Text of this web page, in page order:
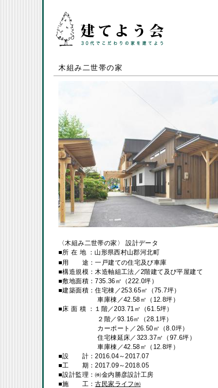
木組み二世帯の家
〈木組み二世帯の家〉 設計データ
■所 在 地 ：山形県西村山郡河北町
■用 途：一戸建ての住宅及び車庫
■構造規模：木造軸組工法／2階建て及び平屋建て
■敷地面積：735.36㎡（222.0坪）
■建築面積：住宅棟／253.65㎡（75.7坪）
車庫棟／42.58㎡（12.8坪）
■床 面 積 ：１階／203.71㎡（61.5坪）
２階／93.16㎡（28.1坪）
カーポート／26.50㎡（8.0坪）
住宅棟延床／323.37㎡（97.6坪）
車庫棟／42.58㎡（12.8坪）
■設 計：2016.04～2017.07
■工 期：2017.09～2018.05
■設計監理：㈱金内勝彦設計工房
■施 工：古民家ライフ㈱